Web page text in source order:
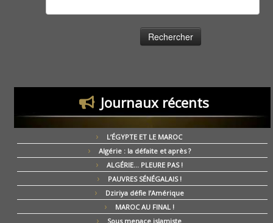
Journaux récents
L’ÉGYPTE ET LE MAROC
Algérie : la défaite et après ?
ALGÉRIE… PLEURE PAS !
PAUVRES SÉNÉGALAIS !
Dziriya défie l’Amérique
MAROC AU FINAL !
Sous menace islamiste